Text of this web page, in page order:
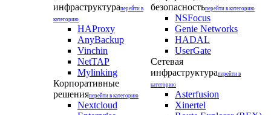
инфраструктураперейти в
категорию
HAProxy
AnyBackup
Vinchin
NetTAP
Mylinking
Корпоративные
решенияперейти в категорию
Nextcloud
безопасностьперейти в категорию
NSFocus
Genie Networks
HADAL
UserGate
Сетевая
инфраструктураперейти в
категорию
Asterfusion
Xinertel